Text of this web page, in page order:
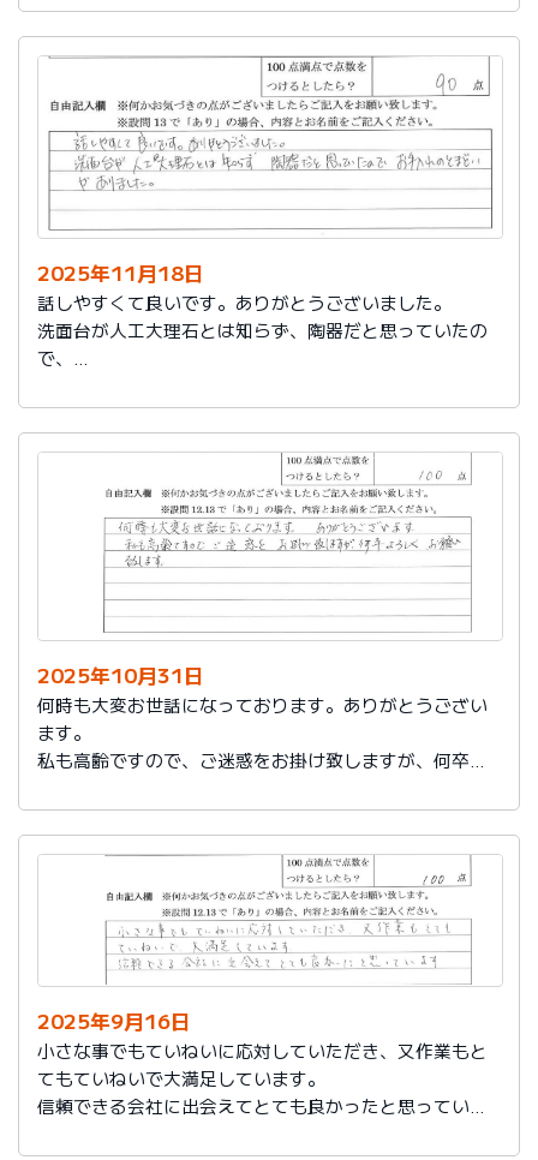
2025年11月18日
話しやすくて良いです。ありがとうございました。
洗面台が人工大理石とは知らず、陶器だと思っていたの
で、
2025年10月31日
何時も大変お世話になっております。ありがとうござい
ます。
私も高齢ですので、ご迷惑をお掛け致しますが、何卒よ
2025年9月16日
小さな事でもていねいに応対していただき、又作業もと
てもていねいで大満足しています。
信頼できる会社に出会えてとても良かったと思っていま